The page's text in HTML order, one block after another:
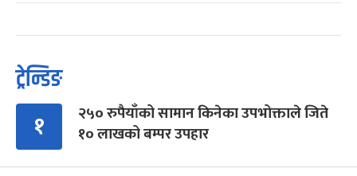
ट्रेन्डिङ
१
२५० रुपैयाँको सामान किनेका उपभोक्ताले जिते
१० लाखको बम्पर उपहार